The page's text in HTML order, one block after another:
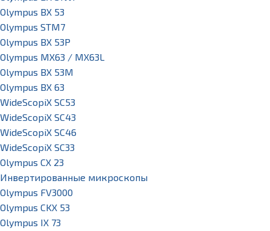
Olympus BX 53
Olympus STM7
Olympus BX 53P
Olympus MX63 / MX63L
Olympus BX 53M
Olympus BX 63
WideScopiX SC53
WideScopiX SC43
WideScopiX SC46
WideScopiX SC33
Olympus CX 23
Инвертированные микроскопы
Olympus FV3000
Olympus CKX 53
Olympus IX 73